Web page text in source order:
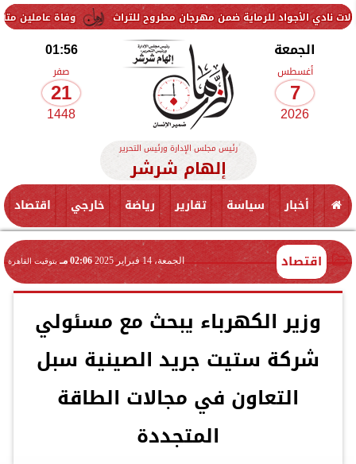
وفاة عاملين متأثرين بإصابتهما ضمن مهرجان مطروح للتراث
الجمعة
أغسطس
7
2026
01:56
صفر
21
1448
رئيس مجلس الإدارة ورئيس التحرير
إلهام شرشر
أخبار سياسة تقارير رياضة خارجي اقتصاد
اقتصاد الجمعة، 14 فبراير 2025 02:06 مـ بتوقيت القاهرة
وزير الكهرباء يبحث مع مسئولي
شركة ستيت جريد الصينية سبل
التعاون في مجالات الطاقة
المتجددة